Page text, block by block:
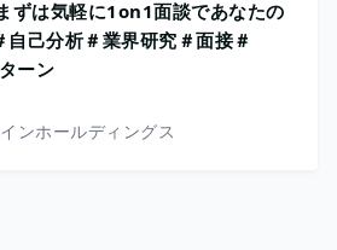
ずは気軽に1on1面談であなたの
己分析＃業界研究＃面接＃
ーン
ンホールディングス